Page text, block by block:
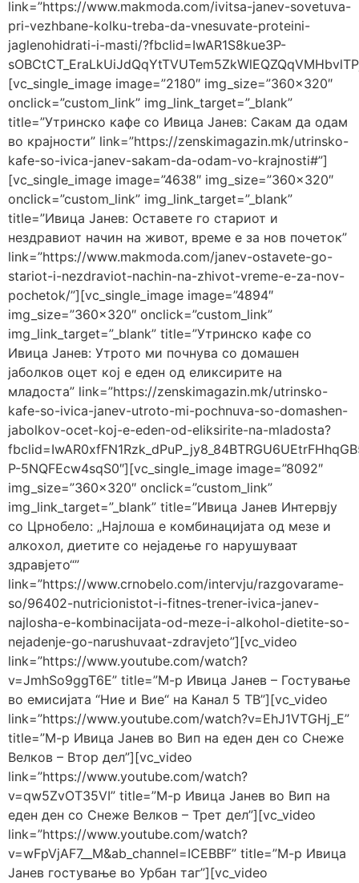
link=”https://www.makmoda.com/ivitsa-janev-sovetuva-
pri-vezhbane-kolku-treba-da-vnesuvate-proteini-
jaglenohidrati-i-masti/?fbclid=IwAR1S8kue3P-
[vc_single_image image=”2180″ img_size=”360×320″
onclick=”custom_link” img_link_target=”_blank”
title=”Утринско кафе со Ивица Јанев: Сакам да одам
во крајности” link=”https://zenskimagazin.mk/utrinsko-
kafe-so-ivica-janev-sakam-da-odam-vo-krajnosti#”]
[vc_single_image image=”4638″ img_size=”360×320″
onclick=”custom_link” img_link_target=”_blank”
title=”Ивица Јанев: Оставете го стариот и
нездравиот начин на живот, време е за нов почеток”
link=”https://www.makmoda.com/janev-ostavete-go-
stariot-i-nezdraviot-nachin-na-zhivot-vreme-e-za-nov-
pochetok/”][vc_single_image image=”4894″
img_size=”360×320″ onclick=”custom_link”
img_link_target=”_blank” title=”Утринско кафе со
Ивица Јанев: Утрото ми почнува со домашен
јаболков оцет кој е еден од еликсирите на
младоста” link=”https://zenskimagazin.mk/utrinsko-
kafe-so-ivica-janev-utroto-mi-pochnuva-so-domashen-
jabolkov-ocet-koj-e-eden-od-eliksirite-na-mladosta?
P-5NQFEcw4sqS0″][vc_single_image image=”8092″
img_size=”360×320″ onclick=”custom_link”
img_link_target=”_blank” title=”Ивица Јанев Интервју
со Црнобело: „Најлоша е комбинацијата од мезе и
алкохол, диетите со нејадење го нарушуваат
здравјето“”
link=”https://www.crnobelo.com/intervju/razgovarame-
so/96402-nutricionistot-i-fitnes-trener-ivica-janev-
najlosha-e-kombinacijata-od-meze-i-alkohol-dietite-so-
nejadenje-go-narushuvaat-zdravjeto”][vc_video
link=”https://www.youtube.com/watch?
v=JmhSo9ggT6E” title=”М-р Ивица Јанев – Гостување
во емисијата “Ние и Вие“ на Канал 5 ТВ”][vc_video
link=”https://www.youtube.com/watch?v=EhJ1VTGHj_E”
title=”М-р Ивица Јанев во Вип на еден ден со Снеже
Велков – Втор дел”][vc_video
link=”https://www.youtube.com/watch?
v=qw5ZvOT35VI” title=”М-р Ивица Јанев во Вип на
еден ден со Снеже Велков – Трет дел”][vc_video
link=”https://www.youtube.com/watch?
v=wFpVjAF7__M&ab_channel=ICEBBF” title=”М-р Ивица
Јанев гостување во Урбан таг”][vc_video